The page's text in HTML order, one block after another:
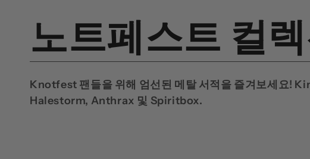
컬
렉
션
노트페스트 컬
Knotfest 팬들을 위해 엄선된 메탈 서적을 즐겨보세요!
Halestorm, Anthrax 및 Spiritbox.